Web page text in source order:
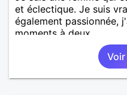
et éclectique. Je suis
également passionnée,
moments à deux.